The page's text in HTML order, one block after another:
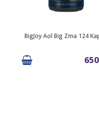
BigJoy Aol Big Zma 124